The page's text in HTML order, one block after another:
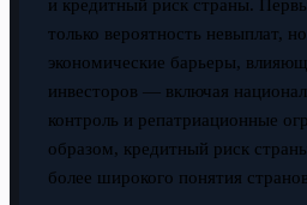
и кредитный риск страны.
только вероятность невыплат,
экономические барьеры,
инвесторов — включая
контроль и репатриационные
образом, кредитный риск
более широкого понятия